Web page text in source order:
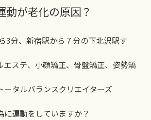
が老化の原因？
3分、新宿駅から７分の下北沢駅す
エステ、小顔矯正、骨盤矯正、姿勢矯
ータルバランスクリエイターズ
に運動をしていますか？